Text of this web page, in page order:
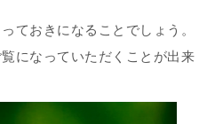
ておきになることでしょう。
になっていただくことが出来